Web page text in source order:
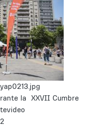
la XXVII Cumbre